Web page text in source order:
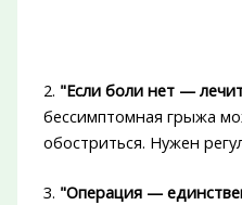
2. "Если боли нет —
бессимптомная грыжа
обостриться. Нужен
3. "Операция —